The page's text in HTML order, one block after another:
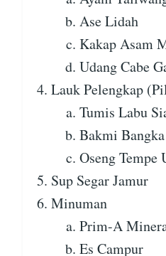
Ase Lidah
Kakap Asam
Udang Cabe
Lauk Pelengkap
Tumis Labu
Bakmi Bangka
Oseng Tempe
Sup Segar Jamur
Minuman
Prim-A
Es Campur